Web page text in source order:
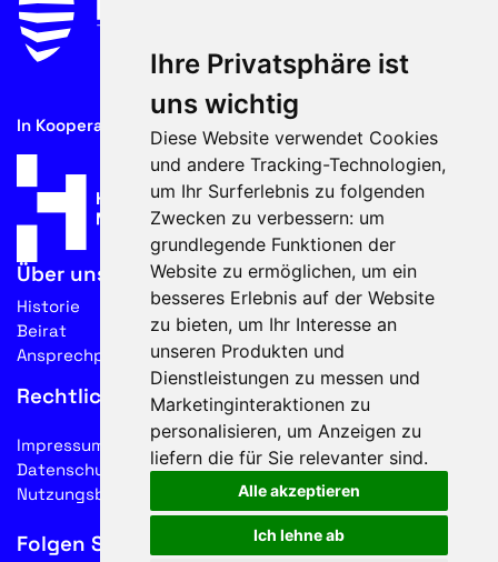
Ihre Privatsphäre ist
uns wichtig
Diese Website verwendet Cookies
und andere Tracking-Technologien,
um Ihr Surferlebnis zu folgenden
Zwecken zu verbessern: um
grundlegende Funktionen der
Website zu ermöglichen, um ein
besseres Erlebnis auf der Website
zu bieten, um Ihr Interesse an
unseren Produkten und
Dienstleistungen zu messen und
Marketinginteraktionen zu
personalisieren, um Anzeigen zu
liefern die für Sie relevanter sind.
Alle akzeptieren
Ich lehne ab
In Kooperation mit
Über uns
Historie
Beirat
Ansprechpartner
Rechtliches
Impressum
Datenschutz
Nutzungsbedingungen
Folgen Sie uns auf Social Media